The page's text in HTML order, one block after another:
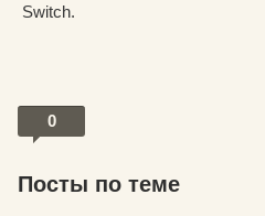
Switch.
0
Посты по теме